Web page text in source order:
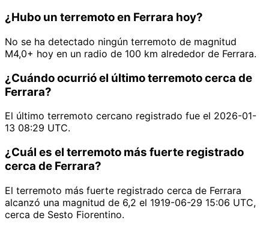
¿Hubo un terremoto en Ferrara hoy?
No se ha detectado ningún terremoto de magnitud
M4,0+ hoy en un radio de 100 km alrededor de Ferrara.
¿Cuándo ocurrió el último terremoto cerca de
Ferrara?
El último terremoto cercano registrado fue el 2026-01-
13 08:29 UTC.
¿Cuál es el terremoto más fuerte registrado
cerca de Ferrara?
El terremoto más fuerte registrado cerca de Ferrara
alcanzó una magnitud de 6,2 el 1919-06-29 15:06 UTC,
cerca de Sesto Fiorentino.